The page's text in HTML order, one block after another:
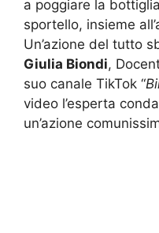
a poggiare la
sportello, insieme
Un’azione del tutto
Giulia Biondi,
suo canale TikTok “
video l’esperta
un’azione